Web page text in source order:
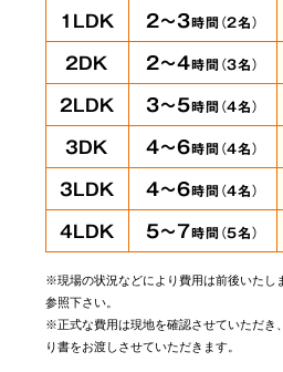
1LDK 2～3時間（2名）
2DK 2～4時間（3名）
2LDK 3～5時間（4名）
3DK 4～6時間（4名）
3LDK 4～6時間（4名）
4LDK 5～7時間（5名）
※現場の状況などにより費用は前後いたし
参照下さい。
※正式な費用は現地を確認させていただき
り書をお渡しさせていただきます。